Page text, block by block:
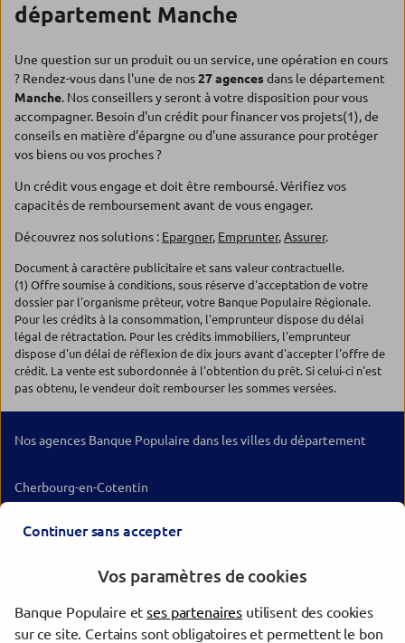
département Manche
Une question sur un produit ou un service, une opération en cours
? Rendez-vous dans l'une de nos27 agencesdans le département
Manche. Nos conseillers y seront à votre disposition pour vous
accompagner. Besoin d'un crédit pour financer vos projets(1), de
conseils en matière d'épargne ou d'une assurance pour protéger
vos biens ou vos proches ?
Un crédit vous engage et doit être remboursé. Vérifiez vos
capacités de remboursement avant de vous engager.
Découvrez nos solutions : Epargner, Emprunter,Assurer.
Document à caractère publicitaire et sans valeur contractuelle.
(1) Offre soumise à conditions, sous réserve d'acceptation de votre
dossier par l'organisme prêteur, votre Banque Populaire Régionale.
Pour les crédits à la consommation, l'emprunteur dispose du délai
légal de rétractation. Pour les crédits immobiliers, l'emprunteur
dispose d'un délai de réflexion de dix jours avant d'accepter l'offre de
crédit. La vente est subordonnée à l'obtention du prêt. Si celui-ci n'est
pas obtenu, le vendeur doit rembourser les sommes versées.
Nos agences Banque Populaire dans les villes du département
Cherbourg-en-Cotentin
Saint-Lô
Valognes
Bricquebec-en-Cotentin
Continuer sans accepter
Vos paramètres de cookies
Banque Populaire etses partenaires utilisent des cookies
sur ce site. Certains sont obligatoires et permettent le bon